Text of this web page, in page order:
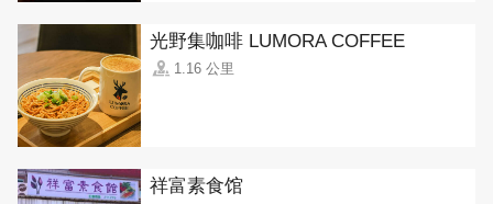
光野集咖啡 LUMORA COFFEE
1.16 公里
祥富素食馆